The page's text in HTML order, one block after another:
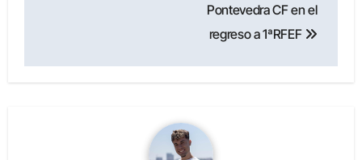
Pontevedra CF en el
regreso a 1ªRFEF